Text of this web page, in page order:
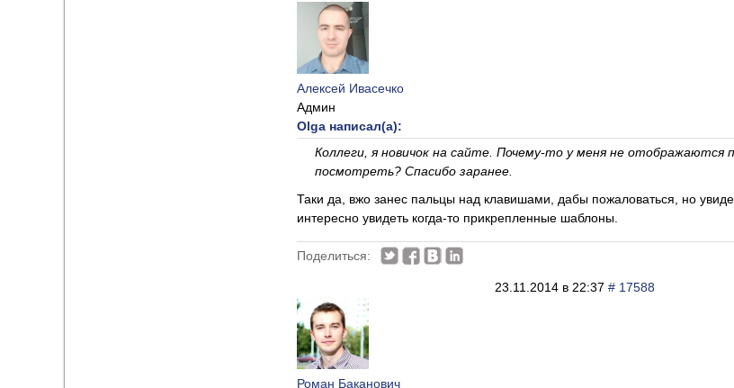
Алексей Ивасечко
Админ
Olga написал(а):
Коллеги, я новичок на сайте. Почему-то у меня не
посмотреть? Спасибо заранее.
Таки да, вжо занес пальцы над клавишами, дабы пожаловаться, но
интересно увидеть когда-то прикрепленные шаблоны.
Поделиться:
23.11.2014 в 22:37 # 17588
Роман Баканович